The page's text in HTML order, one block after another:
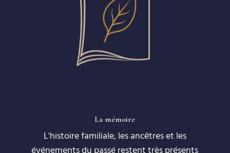
La mémoire
L'histoire familiale, les ancêtres et les